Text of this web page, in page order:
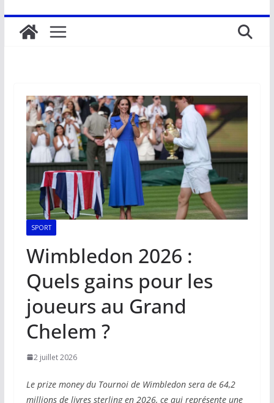
SPORT
Wimbledon 2026 :
Quels gains pour les
joueurs au Grand
Chelem ?
2 juillet 2026
Le prize money du Tournoi de Wimbledon sera de 64,2
millions de livres sterling en 2026, ce qui représente une